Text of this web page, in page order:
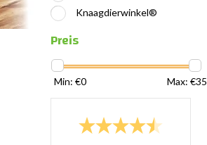
Knaagdierwinkel®
Preis
Min: €0 Max: €35